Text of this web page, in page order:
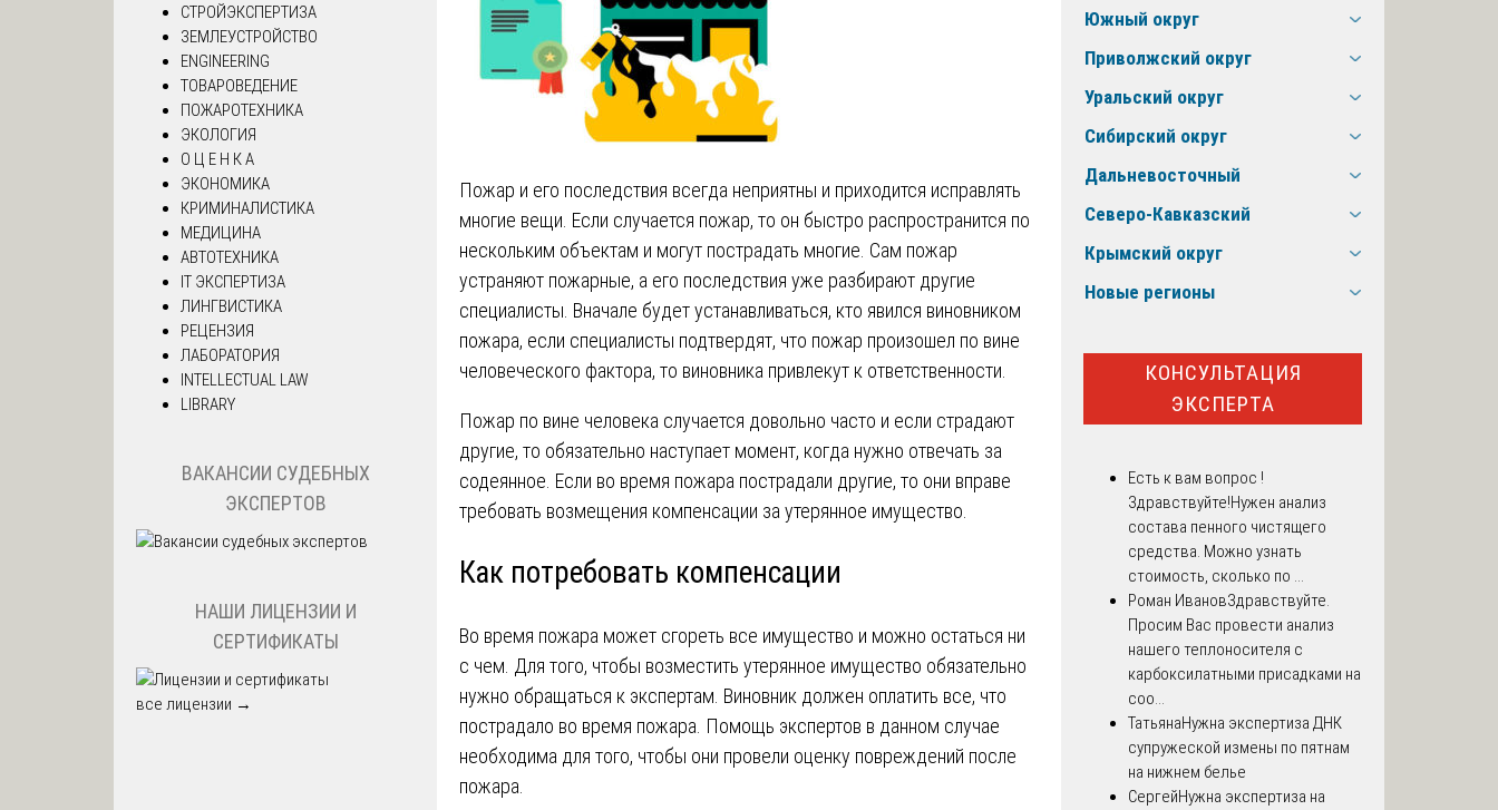
Пожар и его последствия всегда неприятны и приходится исправлять
многие вещи. Если случается пожар, то он быстро распространится по
нескольким объектам и могут пострадать многие. Сам пожар
устраняют пожарные, а его последствия уже разбирают другие
специалисты. Вначале будет устанавливаться, кто явился виновником
пожара, если специалисты подтвердят, что пожар произошел по вине
человеческого фактора, то виновника привлекут к ответственности.
Пожар по вине человека случается довольно часто и если страдают
другие, то обязательно наступает момент, когда нужно отвечать за
содеянное. Если во время пожара пострадали другие, то они вправе
требовать возмещения компенсации за утерянное имущество.
Как потребовать компенсации
Во время пожара может сгореть все имущество и можно остаться ни
с чем. Для того, чтобы возместить утерянное имущество обязательно
нужно обращаться к экспертам. Виновник должен оплатить все, что
пострадало во время пожара. Помощь экспертов в данном случае
необходима для того, чтобы они провели оценку повреждений после
пожара.
СТРОЙЭКСПЕРТИЗА
ЗЕМЛЕУСТРОЙСТВО
ENGINEERING
ТОВАРОВЕДЕНИЕ
ПОЖАРОТЕХНИКА
ЭКОЛОГИЯ
О Ц Е Н К А
ЭКОНОМИКА
КРИМИНАЛИСТИКА
МЕДИЦИНА
АВТОТЕХНИКА
IT ЭКСПЕРТИЗА
ЛИНГВИСТИКА
РЕЦЕНЗИЯ
ЛАБОРАТОРИЯ
INTELLECTUAL LAW
LIBRARY
ВАКАНСИИ СУДЕБНЫХ
ЭКСПЕРТОВ
НАШИ ЛИЦЕНЗИИ И
СЕРТИФИКАТЫ
все лицензии →
Южный округ
Приволжский округ
Уральский округ
Сибирский округ
Дальневосточный
Северо-Кавказский
Крымский округ
Новые регионы
КОНСУЛЬТАЦИЯ
ЭКСПЕРТА
Есть к вам вопрос !
Здравствуйте!Нужен анализ
состава пенного чистящего
средства. Можно узнать
стоимость, сколько по ...
Роман ИвановЗдравствуйте.
Просим Вас провести анализ
нашего теплоносителя с
карбоксилатными присадками на
соо...
ТатьянаНужна экспертиза ДНК
супружеской измены по пятнам
на нижнем белье
СергейНужна экспертиза на